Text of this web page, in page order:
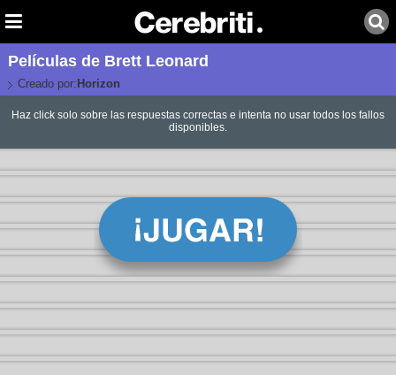
Películas de Brett Leonard
Creado por: Horizon
Haz click solo sobre las respuestas correctas e intenta no usar todos los fallos
disponibles.